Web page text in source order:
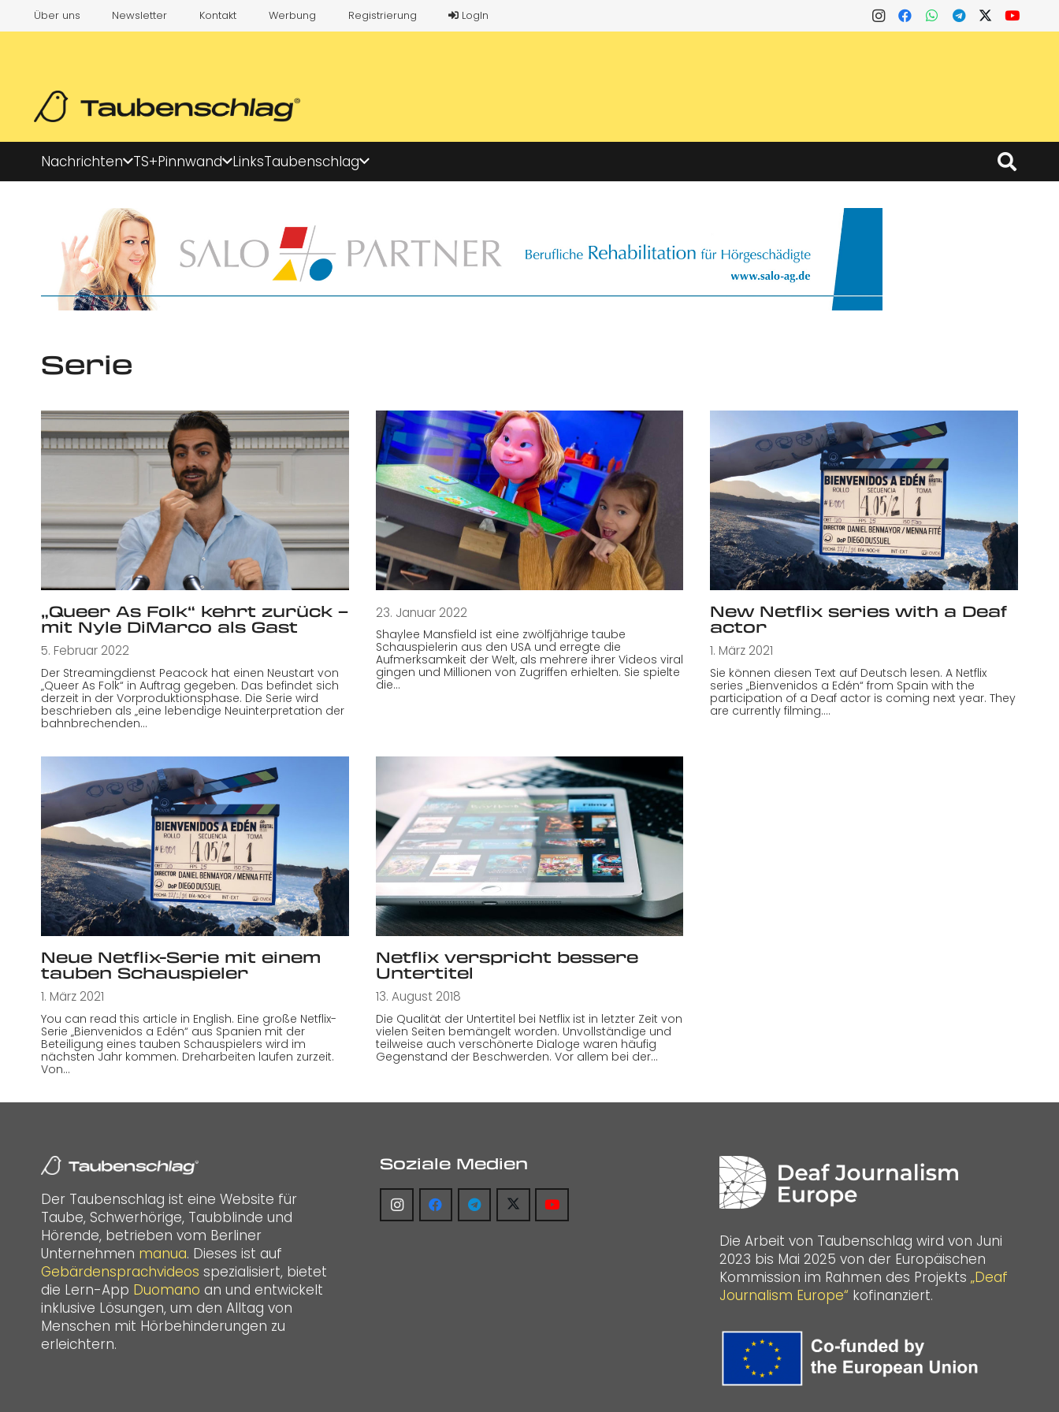
Über uns Newsletter Kontakt Werbung Registrierung LogIn
Nachrichten TS+Pinnwand LinksTaubenschlag
Serie
„Queer As Folk“ kehrt zurück –
mit Nyle DiMarco als Gast
5. Februar 2022
Der Streamingdienst Peacock hat einen Neustart von
„Queer As Folk“ in Auftrag gegeben. Das befindet sich
derzeit in der Vorproduktionsphase. Die Serie wird
beschrieben als „eine lebendige Neuinterpretation der
bahnbrechenden…
23. Januar 2022
Shaylee Mansfield ist eine zwölfjährige taube
Schauspielerin aus den USA und erregte die
Aufmerksamkeit der Welt, als mehrere ihrer Videos viral
gingen und Millionen von Zugriffen erhielten. Sie spielte
die…
New Netflix series with a Deaf
actor
1. März 2021
Sie können diesen Text auf Deutsch lesen. A Netflix
series „Bienvenidos a Edén“ from Spain with the
participation of a Deaf actor is coming next year. They
are currently filming.…
Neue Netflix-Serie mit einem
tauben Schauspieler
1. März 2021
You can read this article in English. Eine große Netflix-
Serie „Bienvenidos a Edén“ aus Spanien mit der
Beteiligung eines tauben Schauspielers wird im
nächsten Jahr kommen. Dreharbeiten laufen zurzeit.
Von…
Netflix verspricht bessere
Untertitel
13. August 2018
Die Qualität der Untertitel bei Netflix ist in letzter Zeit von
vielen Seiten bemängelt worden. Unvollständige und
teilweise auch verschönerte Dialoge waren häufig
Gegenstand der Beschwerden. Vor allem bei der…
Der Taubenschlag ist eine Website für
Taube, Schwerhörige, Taubblinde und
Hörende, betrieben vom Berliner
Unternehmen manua. Dieses ist auf
Gebärdensprachvideos spezialisiert, bietet
die Lern-App Duomano an und entwickelt
inklusive Lösungen, um den Alltag von
Menschen mit Hörbehinderungen zu
erleichtern.
Soziale Medien
Die Arbeit von Taubenschlag wird von Juni
2023 bis Mai 2025 von der Europäischen
Kommission im Rahmen des Projekts „Deaf
Journalism Europe“ kofinanziert.